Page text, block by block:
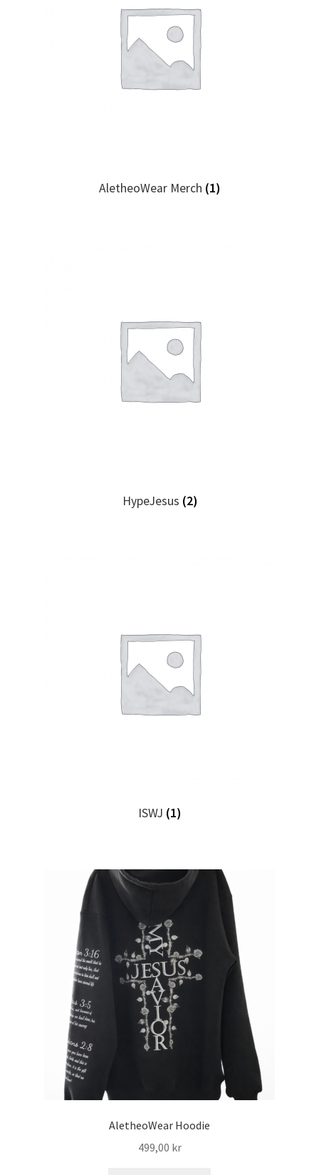
AletheoWear Merch (1)
HypeJesus (2)
ISWJ (1)
AletheoWear Hoodie
499,00 kr